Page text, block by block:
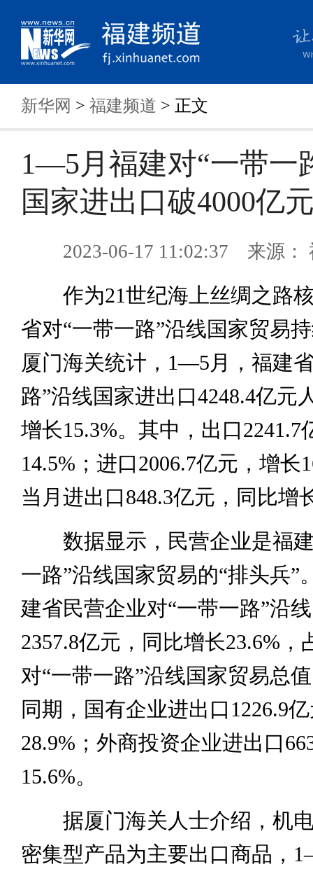
新华网 > 福建频道 > 正文
1—5月福建对“一带一
国家进出口破4000亿
2023-06-17 11:02:37 来源：
作为21世纪海上丝绸之路核
省对“一带一路”沿线国家贸易
厦门海关统计，1—5月，福建
路”沿线国家进出口4248.4亿元
增长15.3%。其中，出口2241.7
14.5%；进口2006.7亿元，增长
当月进出口848.3亿元，同比增
数据显示，民营企业是福建
一路”沿线国家贸易的“排头兵
建省民营企业对“一带一路”沿
2357.8亿元，同比增长23.6%，
对“一带一路”沿线国家贸易总
同期，国有企业进出口1226.9
28.9%；外商投资企业进出口
15.6%。
据厦门海关人士介绍，机电
密集型产品为主要出口商品，